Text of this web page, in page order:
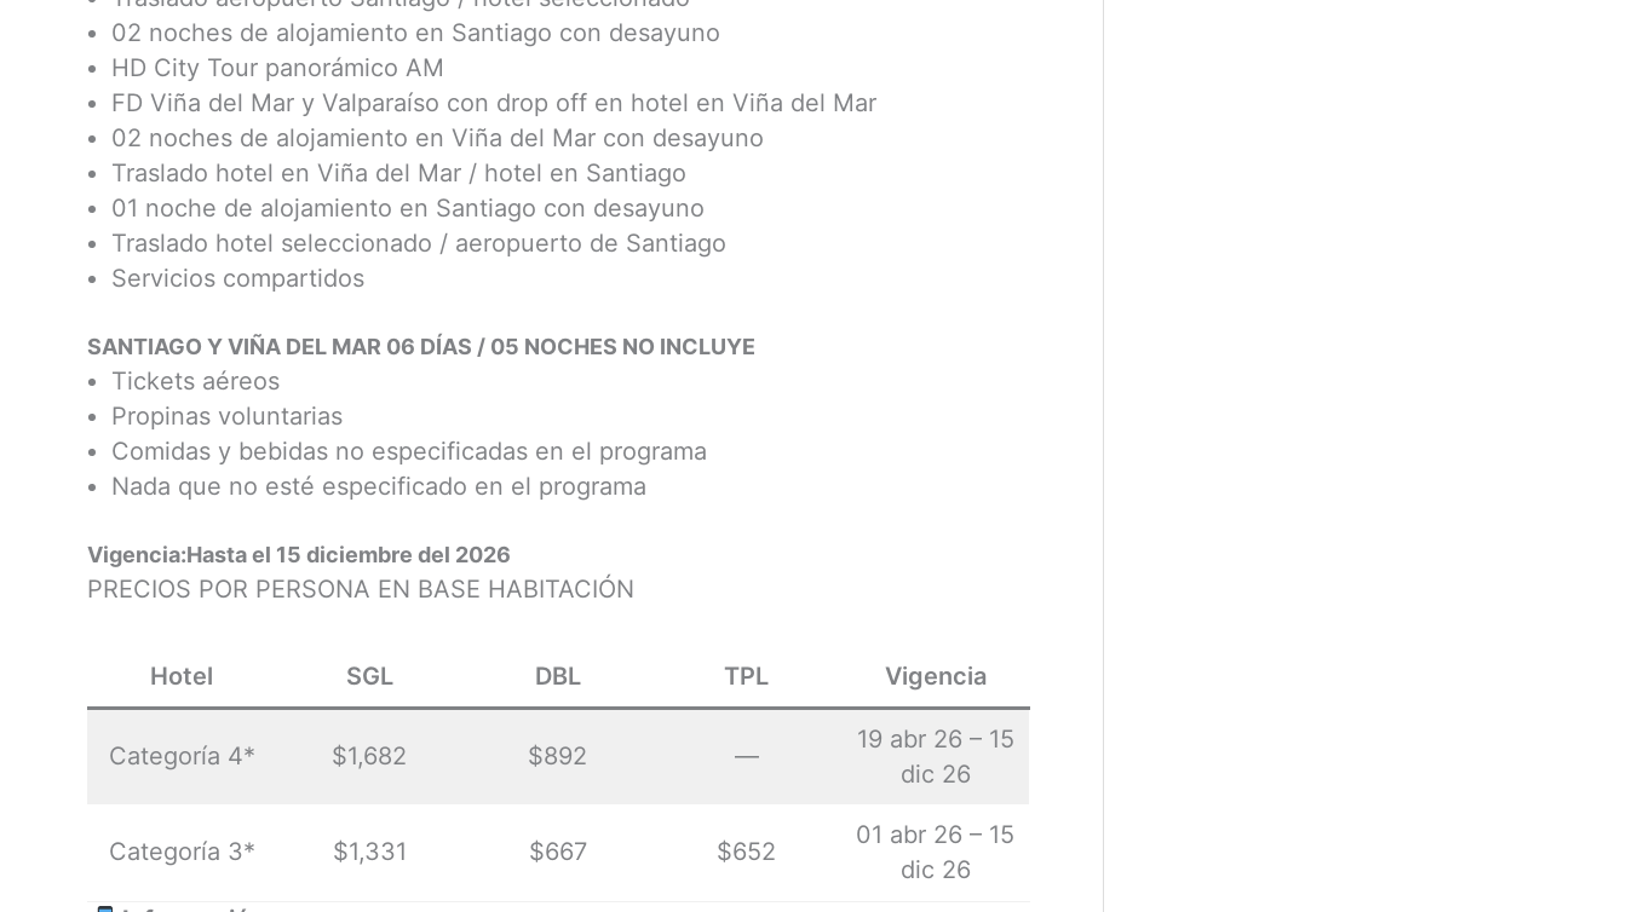
02 noches de alojamiento en Santiago con desayuno
HD City Tour panorámico AM
FD Viña del Mar y Valparaíso con drop off en hotel en Viña del Mar
02 noches de alojamiento en Viña del Mar con desayuno
Traslado hotel en Viña del Mar / hotel en Santiago
01 noche de alojamiento en Santiago con desayuno
Traslado hotel seleccionado / aeropuerto de Santiago
Servicios compartidos
SANTIAGO Y VIÑA DEL MAR 06 DÍAS / 05 NOCHES NO INCLUYE
Tickets aéreos
Propinas voluntarias
Comidas y bebidas no especificadas en el programa
Nada que no esté especificado en el programa
Vigencia:Hasta el 15 diciembre del 2026
PRECIOS POR PERSONA EN BASE HABITACIÓN
Hotel SGL DBL TPL Vigencia
Categoría 4* $1,682 $892 —
19 abr 26 – 15
dic 26
Categoría 3* $1,331 $667 $652
01 abr 26 – 15
dic 26